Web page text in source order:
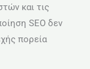
και τις
SEO δεν
πορεία